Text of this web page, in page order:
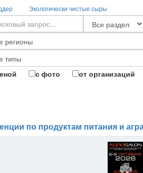
Экологически чистые сыры
с фото от организаций
по продуктам питания и